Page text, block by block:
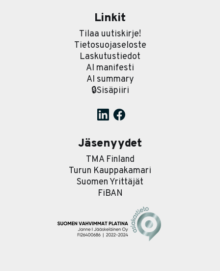
Linkit
Tilaa uutiskirje!
Tietosuojaseloste
Laskutustiedot
AI manifesti
AI summary
🔒Sisäpiiri
Jäsenyydet
TMA Finland
Turun Kauppakamari
Suomen Yrittäjät
FiBAN